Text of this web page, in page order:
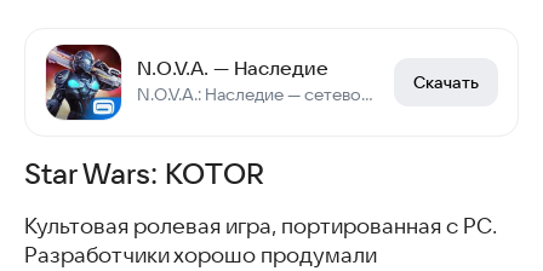
N.O.V.A. — Наследие
N.O.V.A.: Наследие — сетевой шутер от первого лица
Скачать
Star Wars: KOTOR
Культовая ролевая игра, портированная с PC.
Разработчики хорошо продумали